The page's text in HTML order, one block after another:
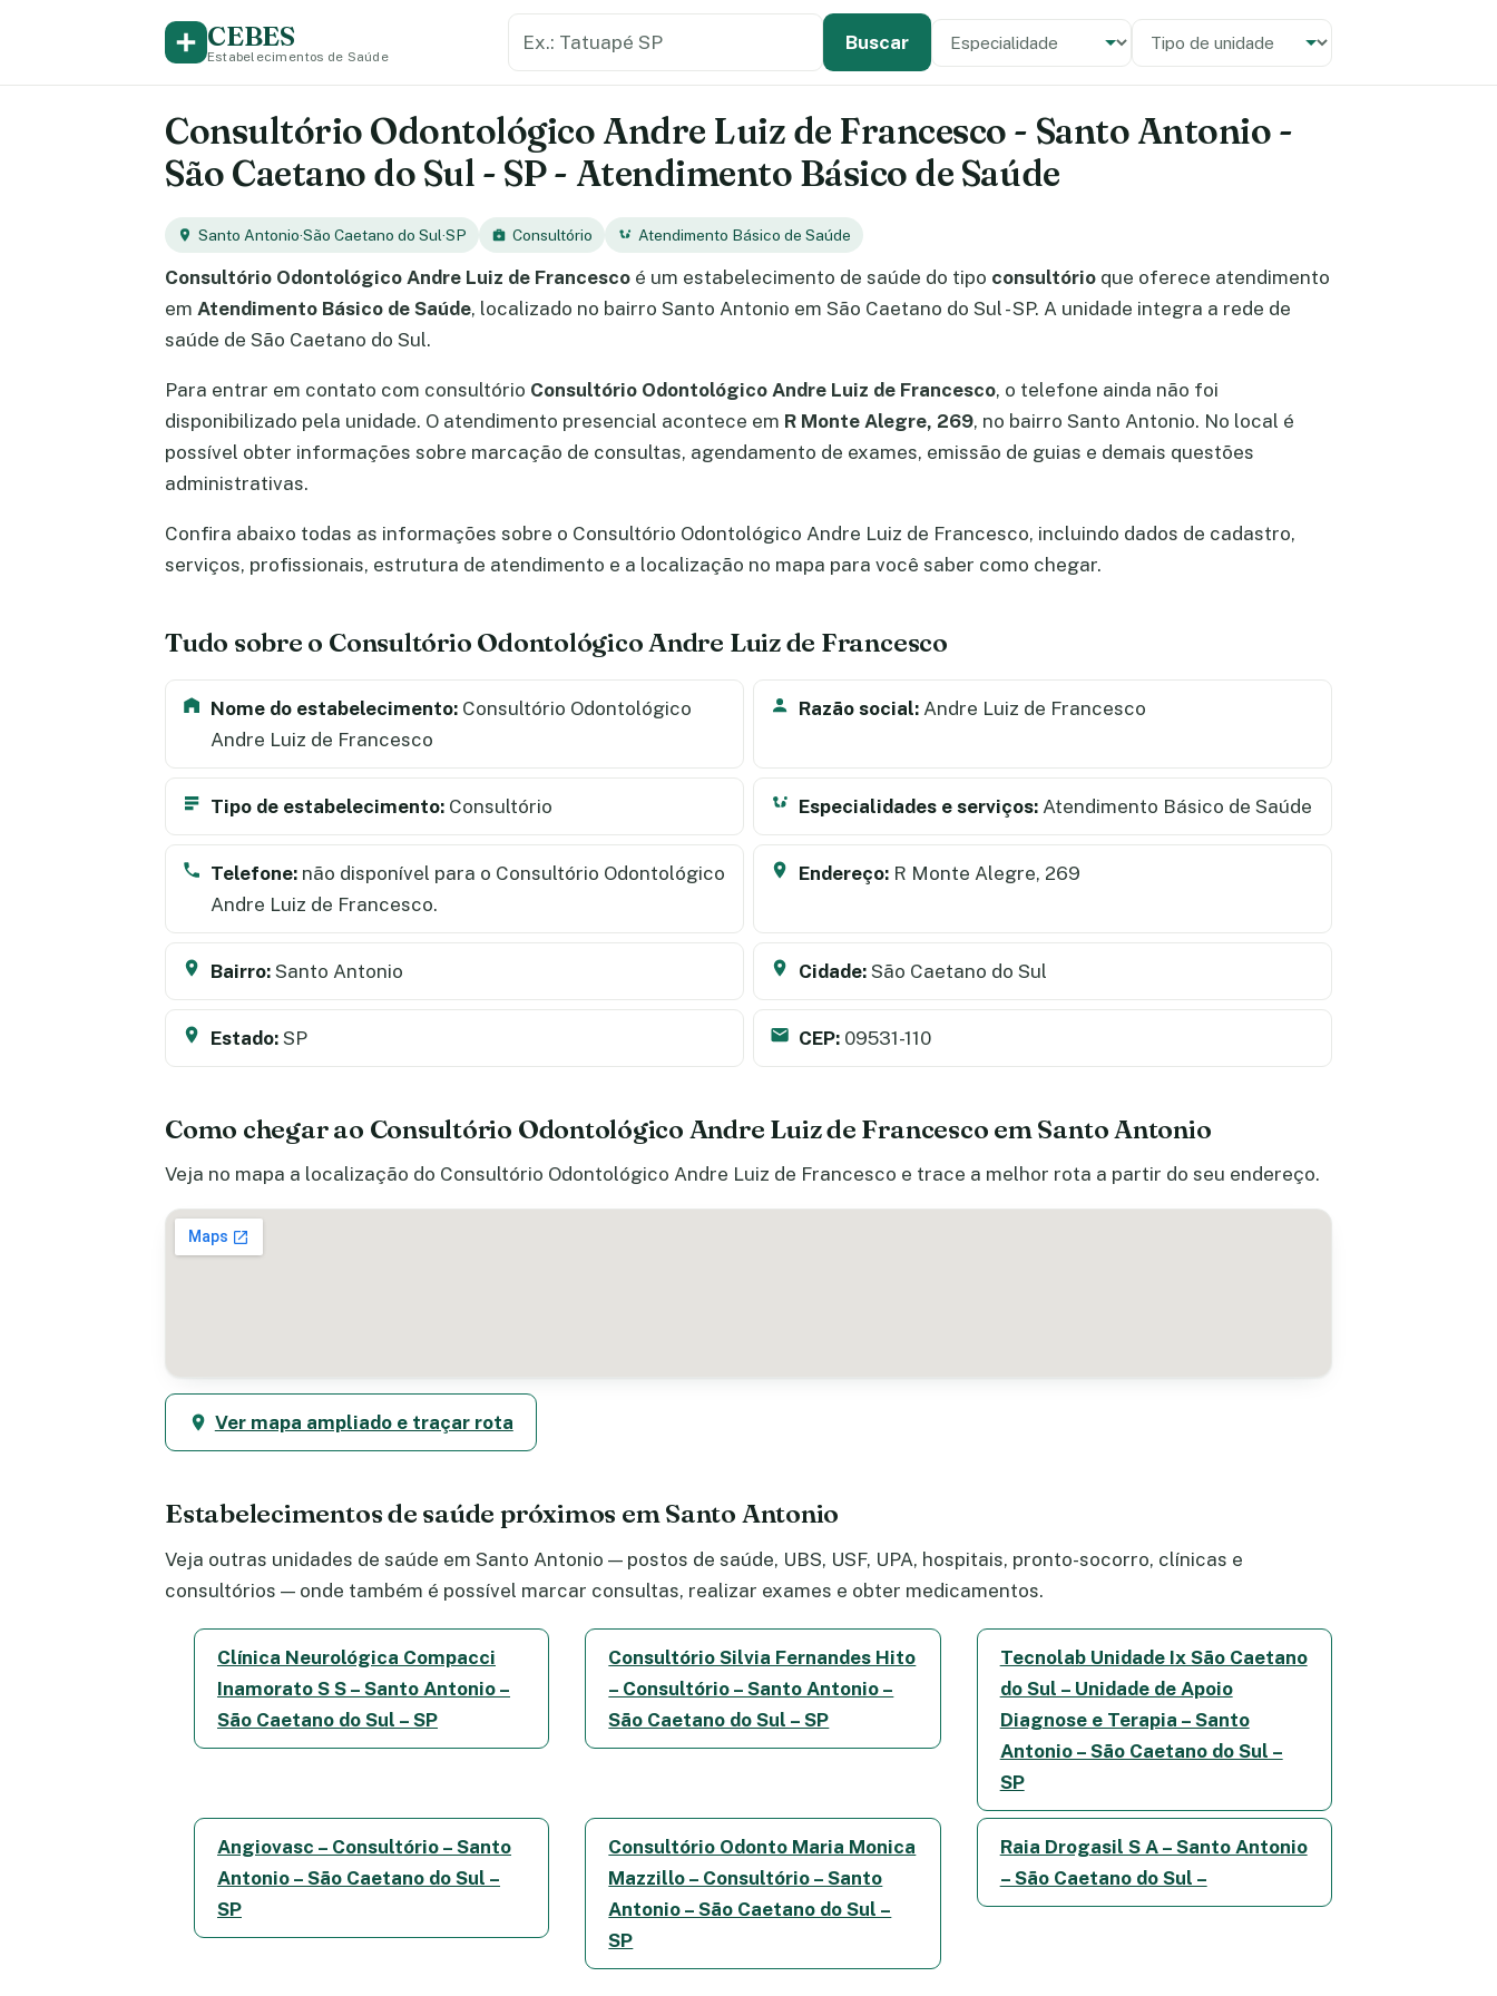
CEBES
Estabelecimentos de Saúde
Buscar Especialidade
Tipo de unidade
Consultório Odontológico Andre Luiz de Francesco - Santo Antonio -
São Caetano do Sul - SP - Atendimento Básico de Saúde
Santo Antonio·São Caetano do Sul·SP Consultório Atendimento Básico de Saúde
Consultório Odontológico Andre Luiz de Francesco é um estabelecimento de saúde do tipo consultório que oferece atendimento
em Atendimento Básico de Saúde, localizado no bairro Santo Antonio em São Caetano do Sul - SP. A unidade integra a rede de
saúde de São Caetano do Sul.
Para entrar em contato com consultório Consultório Odontológico Andre Luiz de Francesco, o telefone ainda não foi
disponibilizado pela unidade. O atendimento presencial acontece em R Monte Alegre, 269, no bairro Santo Antonio. No local é
possível obter informações sobre marcação de consultas, agendamento de exames, emissão de guias e demais questões
administrativas.
Confira abaixo todas as informações sobre o Consultório Odontológico Andre Luiz de Francesco, incluindo dados de cadastro,
serviços, profissionais, estrutura de atendimento e a localização no mapa para você saber como chegar.
Tudo sobre o Consultório Odontológico Andre Luiz de Francesco
Nome do estabelecimento: Consultório Odontológico
Andre Luiz de Francesco
Razão social: Andre Luiz de Francesco
Tipo de estabelecimento: Consultório Especialidades e serviços: Atendimento Básico de Saúde
Telefone: não disponível para o Consultório Odontológico
Andre Luiz de Francesco.
Endereço: R Monte Alegre, 269
Bairro: Santo Antonio Cidade: São Caetano do Sul
Estado: SP CEP: 09531-110
Como chegar ao Consultório Odontológico Andre Luiz de Francesco em Santo Antonio
Veja no mapa a localização do Consultório Odontológico Andre Luiz de Francesco e trace a melhor rota a partir do seu endereço.
Ver mapa ampliado e traçar rota
Estabelecimentos de saúde próximos em Santo Antonio
Veja outras unidades de saúde em Santo Antonio — postos de saúde, UBS, USF, UPA, hospitais, pronto-socorro, clínicas e
consultórios — onde também é possível marcar consultas, realizar exames e obter medicamentos.
Clínica Neurológica Compacci
Inamorato S S – Santo Antonio –
São Caetano do Sul – SP
Consultório Silvia Fernandes Hito
– Consultório – Santo Antonio –
São Caetano do Sul – SP
Tecnolab Unidade Ix São Caetano
do Sul – Unidade de Apoio
Diagnose e Terapia – Santo
Antonio – São Caetano do Sul –
SP
Angiovasc – Consultório – Santo
Antonio – São Caetano do Sul –
SP
Consultório Odonto Maria Monica
Mazzillo – Consultório – Santo
Antonio – São Caetano do Sul –
SP
Raia Drogasil S A – Santo Antonio
– São Caetano do Sul –